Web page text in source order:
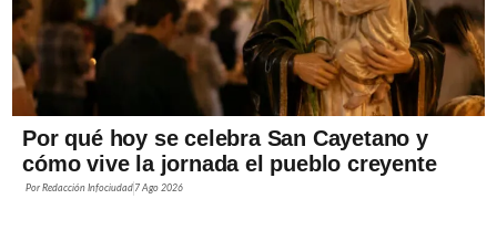
Por qué hoy se celebra San Cayetano y
cómo vive la jornada el pueblo creyente
PorRedacción Infociudad 7 Ago 2026